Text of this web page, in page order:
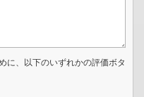
に、以下のいずれかの評価ボタ